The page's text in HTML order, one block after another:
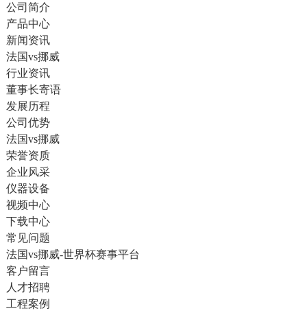
公司简介
产品中心
新闻资讯
法国vs挪威
行业资讯
董事长寄语
发展历程
公司优势
法国vs挪威
荣誉资质
企业风采
仪器设备
视频中心
下载中心
常见问题
法国vs挪威-世界杯赛事平台
客户留言
人才招聘
工程案例